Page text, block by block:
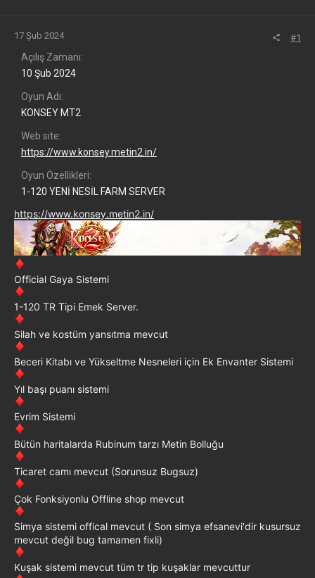
17 Şub 2024 #1
Açılış Zamanı
10 Şub 2024
Oyun Adı
KONSEY MT2
Web site
https://www.konsey.metin2.in/
Oyun Özellikleri
1-120 YENİ NESİL FARM SERVER
https://www.konsey.metin2.in/
Official Gaya Sistemi
1-120 TR Tipi Emek Server.
Silah ve kostüm yansıtma mevcut
Beceri Kitabı ve Yükseltme Nesneleri için Ek Envanter Sistemi
Yıl başı puanı sistemi
Evrim Sistemi
Bütün haritalarda Rubinum tarzı Metin Bolluğu
Ticaret camı mevcut (Sorunsuz Bugsuz)
Çok Fonksiyonlu Offline shop mevcut
Simya sistemi offical mevcut ( Son simya efsanevi'dir kusursuz
mevcut değil bug tamamen fixli)
Kuşak sistemi mevcut tüm tr tip kuşaklar mevcuttur